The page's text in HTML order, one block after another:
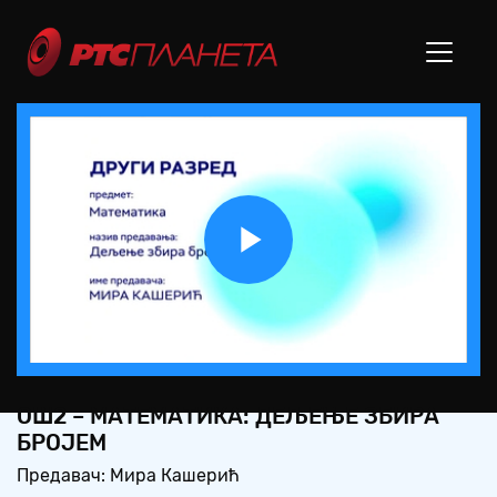
Play
Video
ОШ2 – МАТЕМАТИКА: ДЕЉЕЊЕ ЗБИРА
БРОЈЕМ
Предавач: Мира Кашерић